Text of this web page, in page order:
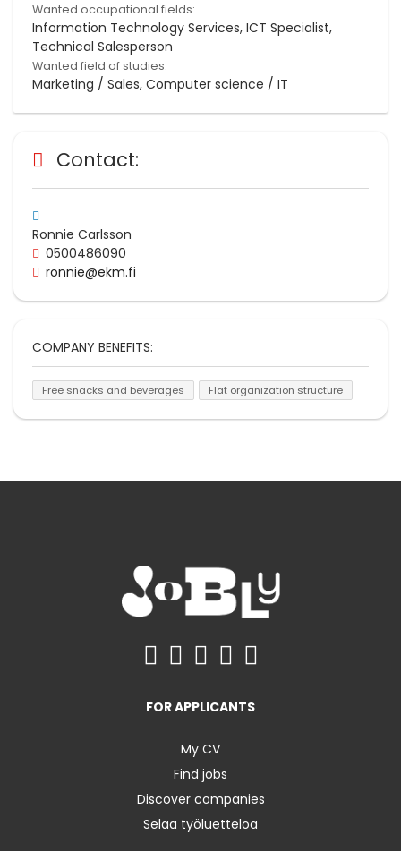
Wanted occupational fields:
Information Technology Services, ICT Specialist,
Technical Salesperson
Wanted field of studies:
Marketing / Sales, Computer science / IT
Contact:
Ronnie Carlsson
0500486090
ronnie@ekm.fi
COMPANY BENEFITS:
Free snacks and beverages Flat organization structure
FOR APPLICANTS
My CV
Find jobs
Discover companies
Selaa työluetteloa